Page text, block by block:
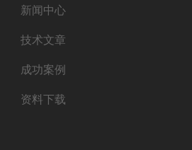
新闻中心
技术文章
成功案例
资料下载